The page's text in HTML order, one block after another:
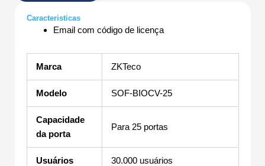
Caracteristicas
Email com código de licença
Marca ZKTeco
Modelo SOF-BIOCV-25
Capacidade
da porta
Para 25 portas
Usuários 30.000 usuários